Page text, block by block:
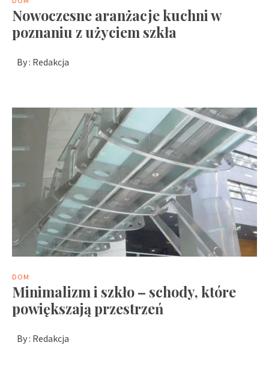
Nowoczesne aranżacje kuchni w
poznaniu z użyciem szkła
By : Redakcja
DOM
Minimalizm i szkło – schody, które
powiększają przestrzeń
By : Redakcja